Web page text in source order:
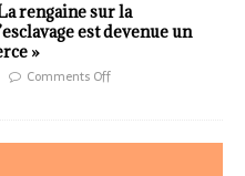
rengaine sur la
est devenue un
»
Comments Off